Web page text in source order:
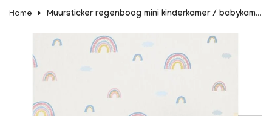
Home Muursticker regenboog mini kinderkamer / babykamer (1)